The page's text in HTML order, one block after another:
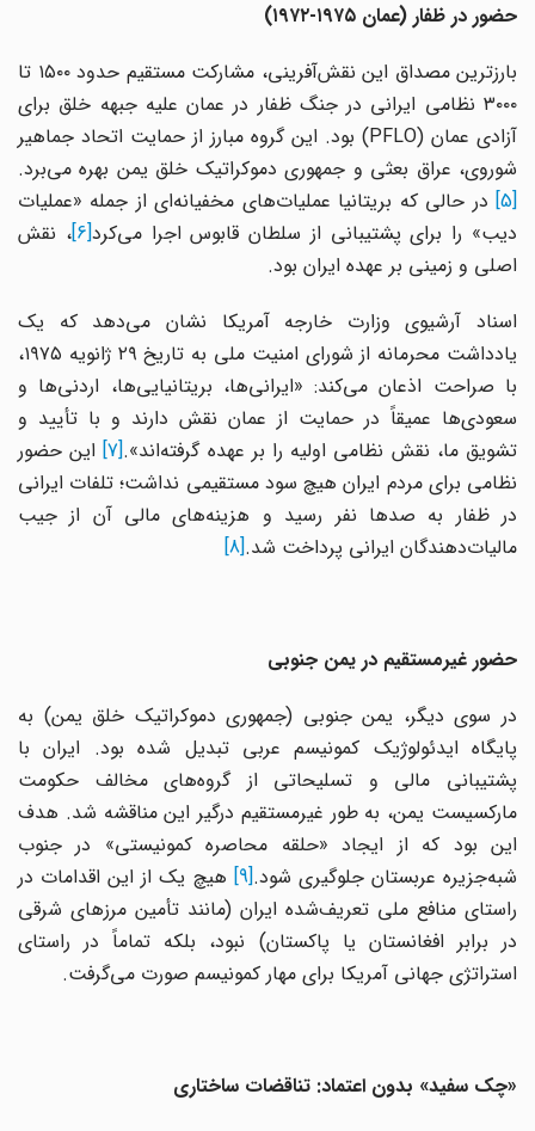
حضور در ظفار (عمان ۱۹۷۵-۱۹۷۲)
بارزترین مصداق این نقش‌آفرینی، مشارکت مستقیم حدود ۱۵۰۰ تا
۳۰۰۰ نظامی ایرانی در جنگ ظفار در عمان علیه جبهه خلق برای
آزادی عمان (PFLO) بود. این گروه مبارز از حمایت اتحاد جماهیر
شوروی، عراق بعثی و جمهوری دموکراتیک خلق یمن بهره می‌برد.
در حالی که بریتانیا عملیات‌های مخفیانه‌ای از جمله «عملیات
دیب» را برای پشتیبانی از سلطان قابوس اجرا می‌کرد[6] ، نقش
اصلی و زمینی بر عهده ایران بود.
اسناد آرشیوی وزارت خارجه آمریکا نشان می‌دهد که یک
یادداشت محرمانه از شورای امنیت ملی به تاریخ ۲۹ ژانویه ۱۹۷۵،
با صراحت اذعان می‌کند: «ایرانی‌ها، بریتانیایی‌ها، اردنی‌ها و
سعودی‌ها عمیقاً در حمایت از عمان نقش دارند و با تأیید و
تشویق ما، نقش نظامی اولیه را بر عهده گرفته‌اند».[7] این حضور
نظامی برای مردم ایران هیچ سود مستقیمی نداشت؛ تلفات ایرانی
در ظفار به صدها نفر رسید و هزینه‌های مالی آن از جیب
مالیات‌دهندگان ایرانی پرداخت شد.[8]
حضور غیرمستقیم در یمن جنوبی
در سوی دیگر، یمن جنوبی (جمهوری دموکراتیک خلق یمن) به
پایگاه ایدئولوژیک کمونیسم عربی تبدیل شده بود. ایران با
پشتیبانی مالی و تسلیحاتی از گروه‌های مخالف حکومت
مارکسیست یمن، به طور غیرمستقیم درگیر این مناقشه شد. هدف
این بود که از ایجاد «حلقه محاصره کمونیستی» در جنوب
شبه‌جزیره عربستان جلوگیری شود.[9] هیچ یک از این اقدامات در
راستای منافع ملی تعریف‌شده ایران (مانند تأمین مرزهای شرقی
در برابر افغانستان یا پاکستان) نبود، بلکه تماماً در راستای
استراتژی جهانی آمریکا برای مهار کمونیسم صورت می‌گرفت.
«چک سفید» بدون اعتماد: تناقضات ساختاری